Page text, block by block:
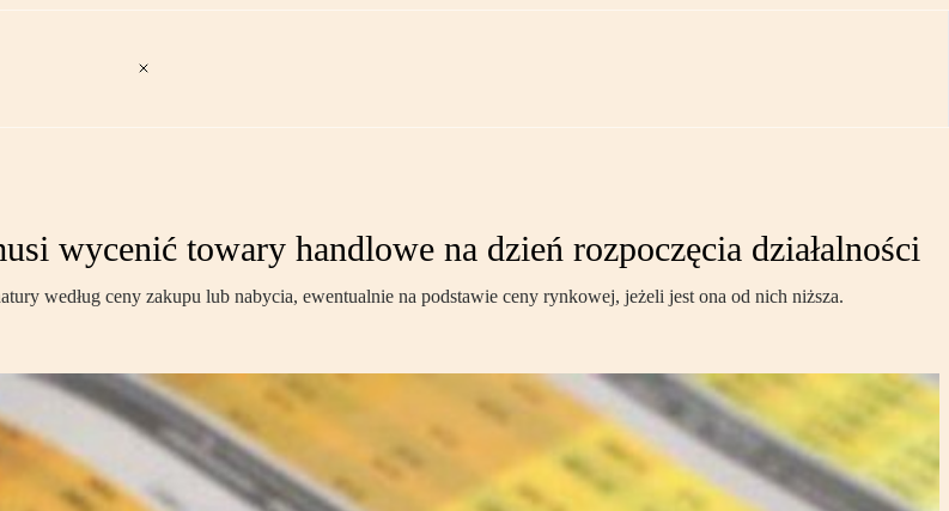
wycenić towary handlowe na dzień rozpoczęcia działalności
według ceny zakupu lub nabycia, ewentualnie na podstawie ceny rynkowej, jeżeli jest ona od nich niższa.